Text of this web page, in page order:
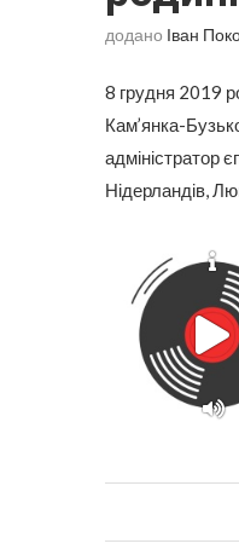
додано Іван
8 грудня 2019
Кам’янка-
адміністратор
Нідерландів,